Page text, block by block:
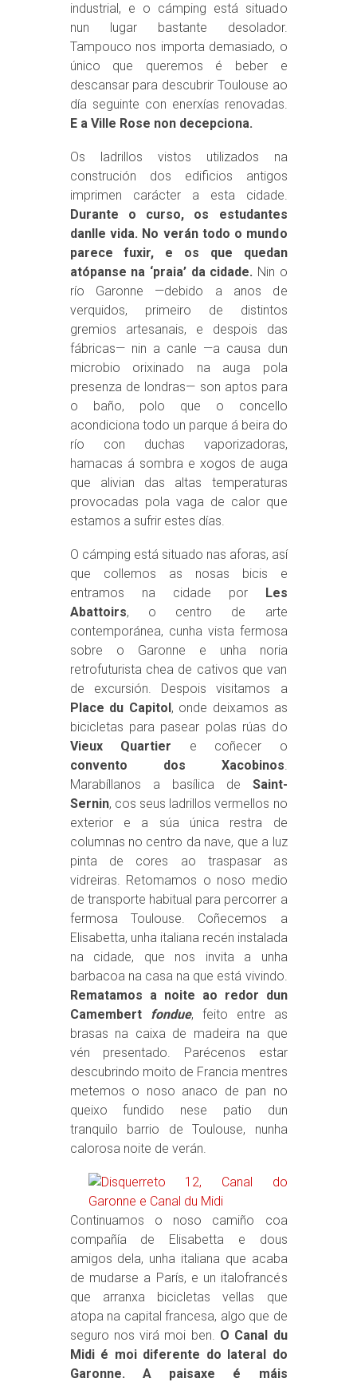
industrial, e o cámping está situado
nun lugar bastante desolador.
Tampouco nos importa demasiado, o
único que queremos é beber e
descansar para descubrir Toulouse ao
día seguinte con enerxías renovadas.
E a Ville Rose non decepciona.
Os ladrillos vistos utilizados na
construción dos edificios antigos
imprimen carácter a esta cidade.
Durante o curso, os estudantes
danlle vida. No verán todo o mundo
parece fuxir, e os que quedan
atópanse na ‘praia’ da cidade. Nin o
río Garonne —debido a anos de
verquidos, primeiro de distintos
gremios artesanais, e despois das
fábricas— nin a canle —a causa dun
microbio orixinado na auga pola
presenza de londras— son aptos para
o baño, polo que o concello
acondiciona todo un parque á beira do
río con duchas vaporizadoras,
hamacas á sombra e xogos de auga
que alivian das altas temperaturas
provocadas pola vaga de calor que
estamos a sufrir estes días.
O cámping está situado nas aforas, así
que collemos as nosas bicis e
entramos na cidade por Les
Abattoirs, o centro de arte
contemporánea, cunha vista fermosa
sobre o Garonne e unha noria
retrofuturista chea de cativos que van
de excursión. Despois visitamos a
Place du Capitol, onde deixamos as
bicicletas para pasear polas rúas do
Vieux Quartier e coñecer o
convento dos Xacobinos.
Marabíllanos a basílica de Saint-
Sernin, cos seus ladrillos vermellos no
exterior e a súa única restra de
columnas no centro da nave, que a luz
pinta de cores ao traspasar as
vidreiras. Retomamos o noso medio
de transporte habitual para percorrer a
fermosa Toulouse. Coñecemos a
Elisabetta, unha italiana recén instalada
na cidade, que nos invita a unha
barbacoa na casa na que está vivindo.
Rematamos a noite ao redor dun
Camembert fondue, feito entre as
brasas na caixa de madeira na que
vén presentado. Parécenos estar
descubrindo moito de Francia mentres
metemos o noso anaco de pan no
queixo fundido nese patio dun
tranquilo barrio de Toulouse, nunha
calorosa noite de verán.
Continuamos o noso camiño coa
compañía de Elisabetta e dous
amigos dela, unha italiana que acaba
de mudarse a París, e un italofrancés
que arranxa bicicletas vellas que
atopa na capital francesa, algo que de
seguro nos virá moi ben. O Canal du
Midi é moi diferente do lateral do
Garonne. A paisaxe é máis